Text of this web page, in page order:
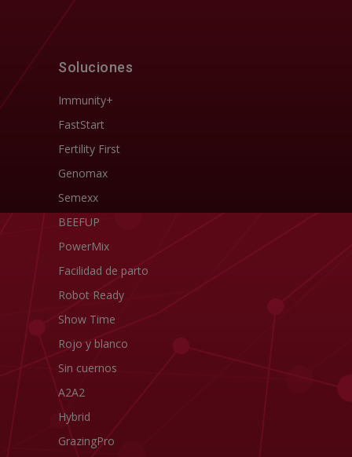
Soluciones
Immunity+
FastStart
Fertility First
Genomax
Semexx
BEEFUP
PowerMix
Facilidad de parto
Robot Ready
Show Time
Rojo y blanco
Sin cuernos
A2A2
Hybrid
GrazingPro